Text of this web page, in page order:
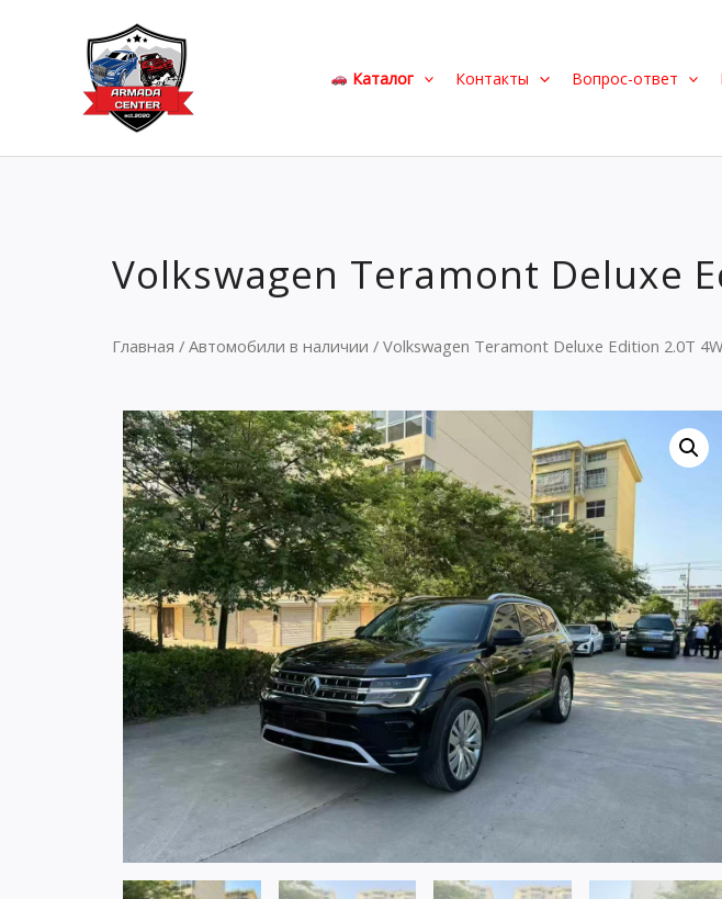
содержимому
Каталог Контакты Вопрос-ответ
Volkswagen Teramont Deluxe
Главная / Автомобили в наличии / Volkswagen Teramont Deluxe Edition 2.0T